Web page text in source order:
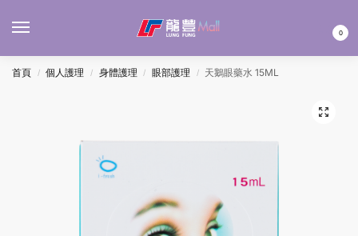
0
首頁 / 個人護理 / 身體護理 / 眼部護理 / 天鵝眼藥水 15ML